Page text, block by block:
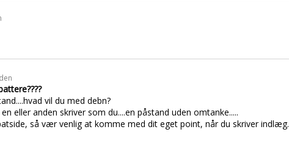
vil du med debn?
eller anden skriver som du....en påstand uden omtanke.....
så vær venlig at komme med dit eget point, når du skriver indlæg.